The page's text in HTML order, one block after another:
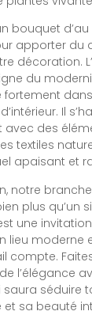
bouquet
apporter du
décoration.
du
Il
des
textiles
apaisant et
notre
plus qu’un
une
lieu moderne
compte.
l’élégance
saura séduire
et sa beauté